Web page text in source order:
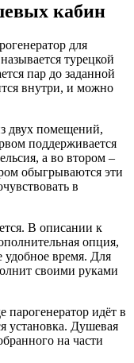
кабин
для
турецкой
пар до заданной
внутри, и можно
двух помещений,
поддерживается
а во втором –
обыгрываются эти
в
В описании к
опция,
время. Для
своими руками
идёт в
установка. Душевая
на части